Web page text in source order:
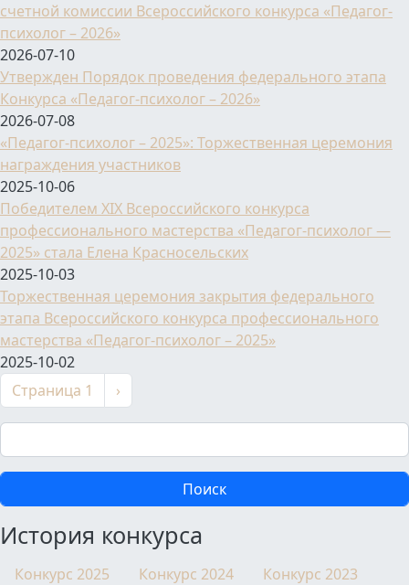
счетной комиссии Всероссийского конкурса «Педагог-
психолог – 2026»
2026-07-10
Утвержден Порядок проведения федерального этапа
Конкурса «Педагог-психолог – 2026»
2026-07-08
«Педагог-психолог – 2025»: Торжественная церемония
награждения участников
2025-10-06
Победителем XIX Всероссийского конкурса
профессионального мастерства «Педагог-психолог —
2025» стала Елена Красносельских
2025-10-03
Торжественная церемония закрытия федерального
этапа Всероссийского конкурса профессионального
мастерства «Педагог-психолог – 2025»
2025-10-02
Нумерация страниц
Страница 1 Следующая страница
›
Поиск
История конкурса
Конкурс 2025 Конкурс 2024
Конкурс 2023